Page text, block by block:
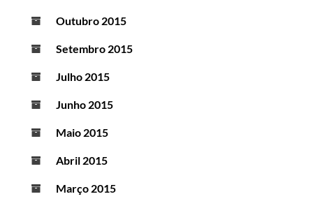
Outubro 2015
Setembro 2015
Julho 2015
Junho 2015
Maio 2015
Abril 2015
Março 2015